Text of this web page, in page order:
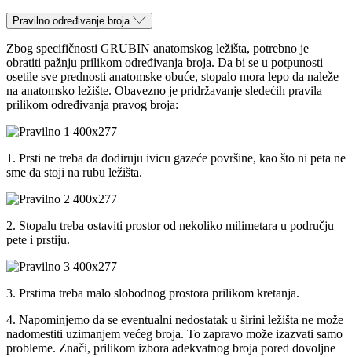
Pravilno određivanje broja
Zbog specifičnosti GRUBIN anatomskog ležišta, potrebno je
obratiti pažnju prilikom određivanja broja. Da bi se u potpunosti
osetile sve prednosti anatomske obuće, stopalo mora lepo da naleže
na anatomsko ležište. Obavezno je pridržavanje sledećih pravila
prilikom određivanja pravog broja:
1. Prsti ne treba da dodiruju ivicu gazeće površine, kao što ni peta ne
sme da stoji na rubu ležišta.
2. Stopalu treba ostaviti prostor od nekoliko milimetara u području
pete i prstiju.
3. Prstima treba malo slobodnog prostora prilikom kretanja.
4. Napominjemo da se eventualni nedostatak u širini ležišta ne može
nadomestiti uzimanjem većeg broja. To zapravo može izazvati samo
probleme. Znači, prilikom izbora adekvatnog broja pored dovoljne